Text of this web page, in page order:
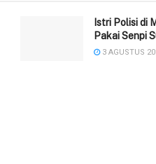
‎Istri Polisi di
Pakai Senpi
3 AGUSTUS